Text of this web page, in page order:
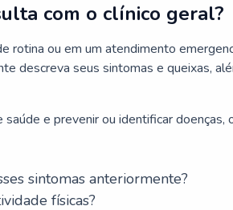
com o clínico geral?
rotina ou em um atendimento
descreva seus sintomas e queixas,
saúde e prevenir ou identificar doenças,
sintomas anteriormente?
físicas?